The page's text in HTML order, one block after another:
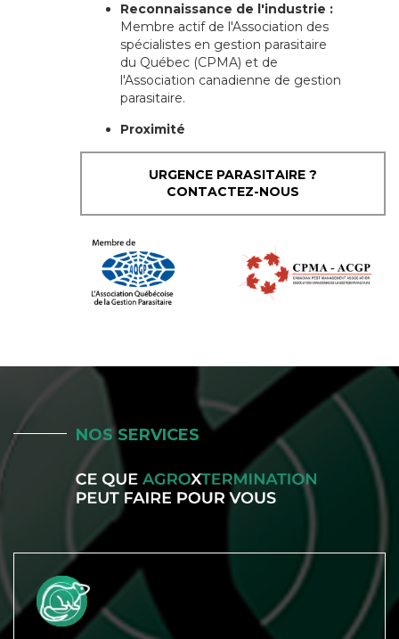
Reconnaissance de l'industrie :
Membre actif de l'Association des
spécialistes en gestion parasitaire
du Québec (CPMA) et de
l'Association canadienne de gestion
parasitaire.
Proximité
URGENCE PARASITAIRE ?
CONTACTEZ-NOUS
NOS SERVICES